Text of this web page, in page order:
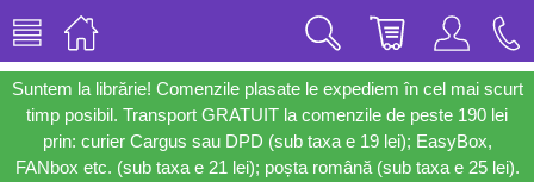
Suntem la librărie! Comenzile plasate le expediem în cel mai scurt
timp posibil. Transport GRATUIT la comenzile de peste 190 lei
prin: curier Cargus sau DPD (sub taxa e 19 lei); EasyBox,
FANbox etc. (sub taxa e 21 lei); poșta română (sub taxa e 25 lei).